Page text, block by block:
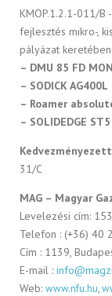
KMOP.1.2.1-011/
fejlesztés mikro-,
pályázat
– DMU 85 FD
– SODICK AG400L
– Roamer
– SOLIDEDGE
31/C
MAG – Magyar
Levelezési cím:
Telefon : (+36) 40
Cím : 1139,
E-mail :
Web: www.nfu.hu,